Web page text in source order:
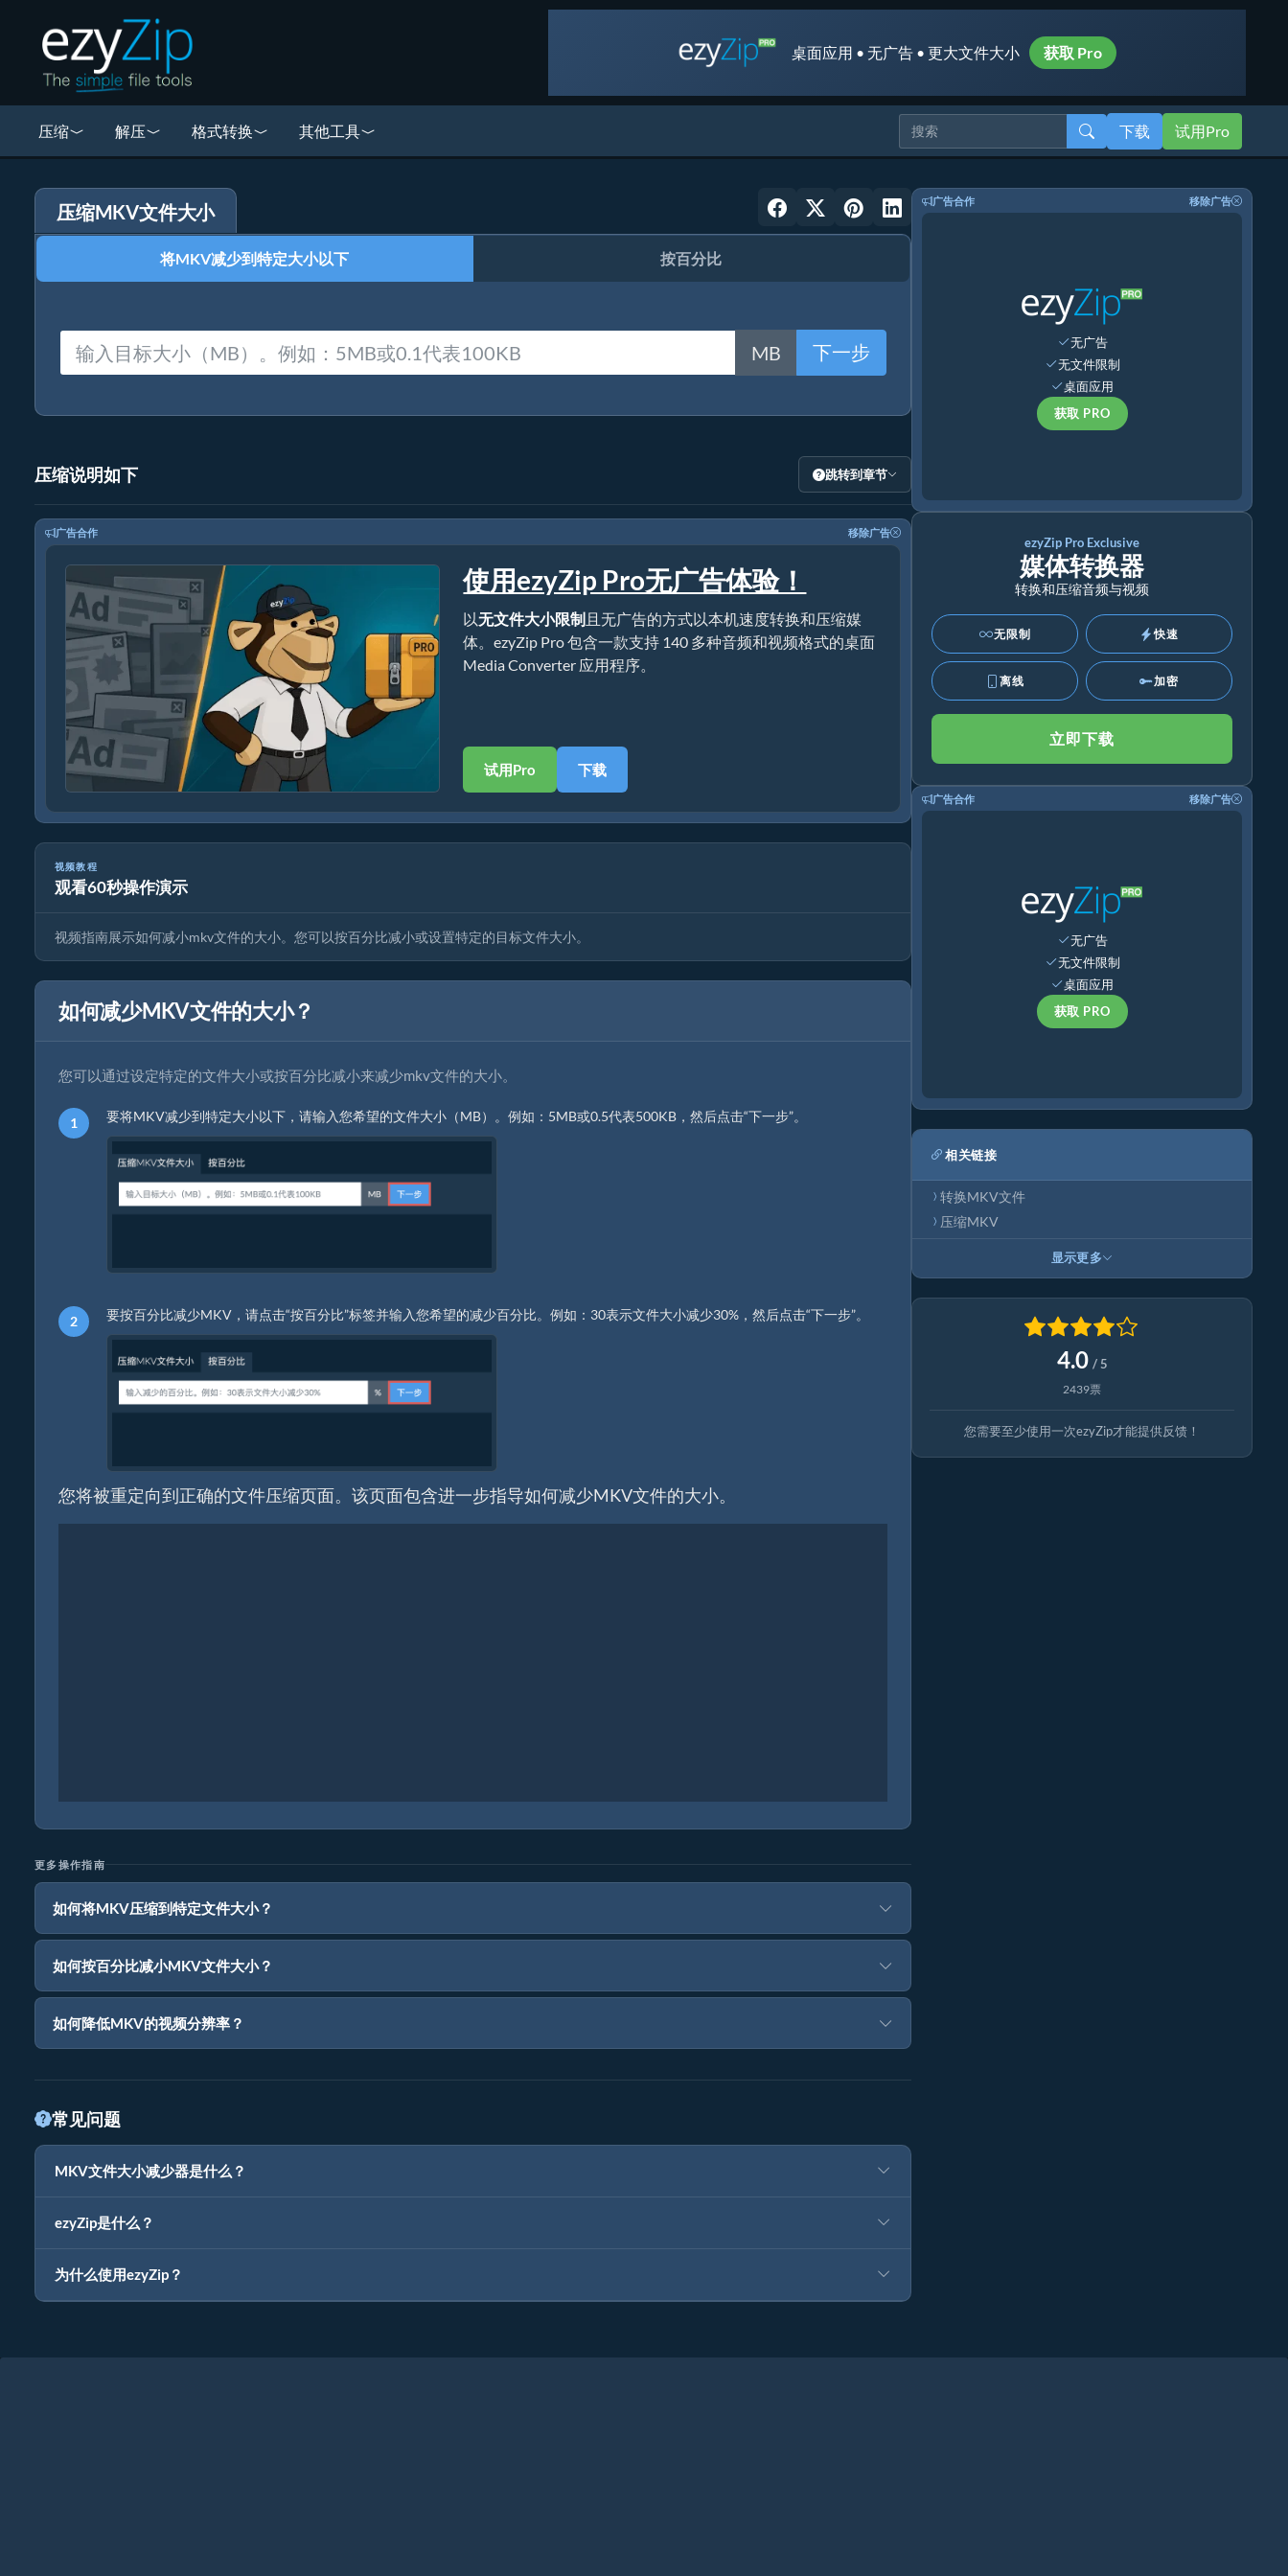
桌面应用 • 无广告 • 更大文件大小 获取 Pro
压缩 解压 格式转换 其他工具 下载 试用Pro
压缩MKV文件大小
将MKV减少到特定大小以下 按百分比
MB 下一步
压缩说明如下 跳转到章节
广告合作 移除广告
使用ezyZip Pro无广告体验！
以无文件大小限制且无广告的方式以本机速度转换和压缩媒
体。ezyZip Pro 包含一款支持 140 多种音频和视频格式的桌面
Media Converter 应用程序。
试用Pro 下载
视频教程
观看60秒操作演示
mkv压缩器指南 | 减小mkv文件大小
视频指南展示如何减小mkv文件的大小。您可以按百分比减小或设置特定的目标文件大小。
如何减少MKV文件的大小？
您可以通过设定特定的文件大小或按百分比减小来减少mkv文件的大小。
要将MKV减少到特定大小以下，请输入您希望的文件大小（MB）。例如：5MB或0.5代表500KB，然后点击“下一步”。
要按百分比减少MKV，请点击“按百分比”标签并输入您希望的减少百分比。例如：30表示文件大小减少30%，然后点击“下一步”。
您将被重定向到正确的文件压缩页面。该页面包含进一步指导如何减少MKV文件的大小。
更多操作指南
如何将MKV压缩到特定文件大小？
如何按百分比减小MKV文件大小？
如何降低MKV的视频分辨率？
常见问题
MKV文件大小减少器是什么？
ezyZip是什么？
为什么使用ezyZip？
广告合作 移除广告
无广告
无文件限制
桌面应用
获取 PRO
ezyZip Pro Exclusive
媒体转换器
转换和压缩音频与视频
无限制 快速
离线 加密
立即下载
广告合作 移除广告
无广告
无文件限制
桌面应用
获取 PRO
相关链接
转换MKV文件
压缩MKV
显示更多
4.0 / 5
2439票
您需要至少使用一次ezyZip才能提供反馈！